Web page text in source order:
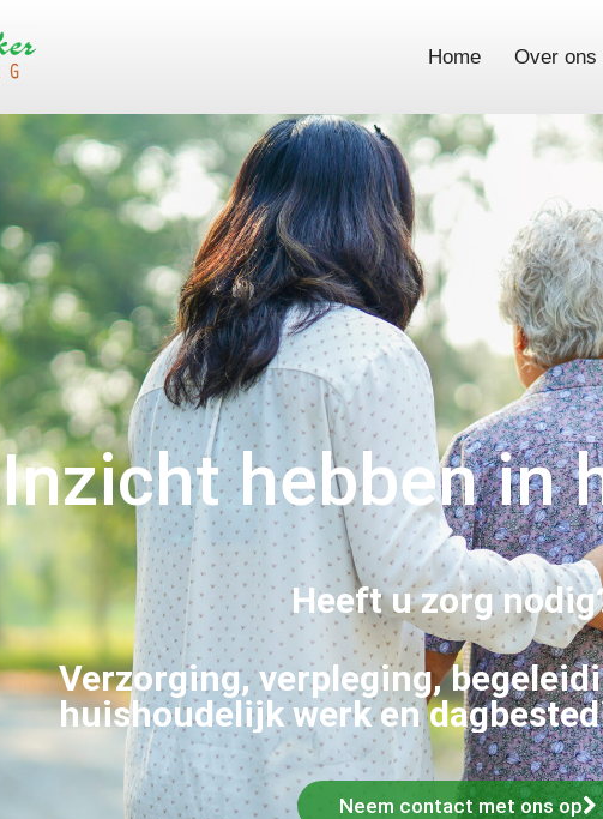
Home Over ons
Inzicht hebben in
Heeft u zorg
Verzorging, verpleging,
huishoudelijk werk en
Neem contact met ons op